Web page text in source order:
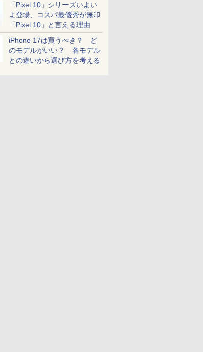
「Pixel 10」シリーズいよい
よ登場、コスパ最優秀が無印
「Pixel 10」と言える理由
iPhone 17は買うべき？ ど
のモデルがいい？ 各モデル
との違いから選び方を考える